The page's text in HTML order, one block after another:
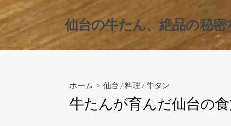
コ
ン
仙台の牛たん、絶品の秘密
ホーム > 仙台 /料理 /牛タン
牛たんが育んだ仙台の